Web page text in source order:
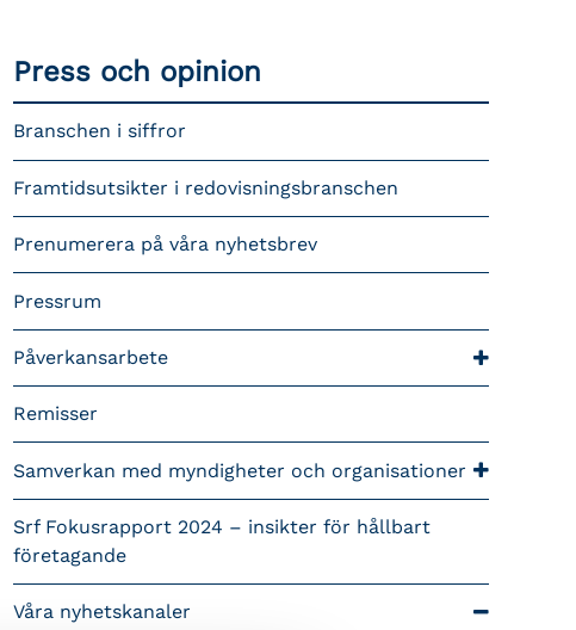
Press och opinion
Branschen i siffror
Framtidsutsikter i redovisningsbranschen
Prenumerera på våra nyhetsbrev
Pressrum
Påverkansarbete
Remisser
Samverkan med myndigheter och organisationer
Srf Fokusrapport 2024 – insikter för hållbart
företagande
Våra nyhetskanaler